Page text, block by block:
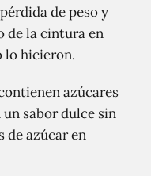
de peso y
de la cintura en
lo hicieron.
azúcares
sabor dulce sin
de azúcar en